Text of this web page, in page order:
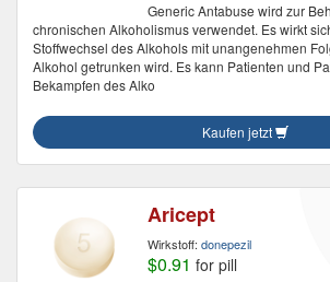
Generic Antabuse wird zur
chronischen Alkoholismus verwendet. Es wirkt
Stoffwechsel des Alkohols mit unangenehmen
Alkohol getrunken wird. Es kann Patienten und
Bekampfen des Alko
Kaufen jetzt
Aricept
Wirkstoff: donepezil
$0.91 for pill